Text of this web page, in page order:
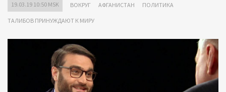
19.03.19 10:50 MSK ВОКРУГ АФГАНИСТАН ПОЛИТИКА
ТАЛИБОВ ПРИНУЖДАЮТ К МИРУ